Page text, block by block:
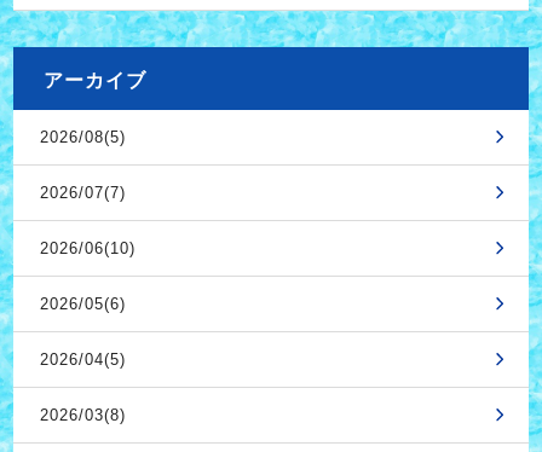
アーカイブ
2026/08(5)
2026/07(7)
2026/06(10)
2026/05(6)
2026/04(5)
2026/03(8)